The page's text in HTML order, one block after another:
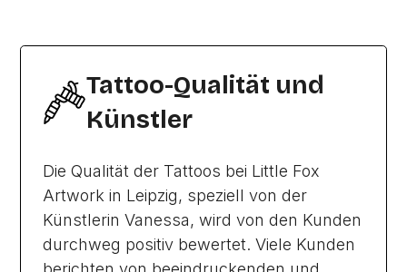
Tattoo-Qualität und
Künstler
Die Qualität der Tattoos bei Little Fox
Artwork in Leipzig, speziell von der
Künstlerin Vanessa, wird von den Kunden
durchweg positiv bewertet. Viele Kunden